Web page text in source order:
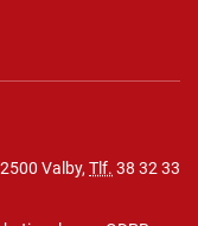
Valby, Tlf. 38 32 33